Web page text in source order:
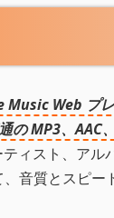
Web プ
MP3、AAC、
ィスト、アル
音質とスピー